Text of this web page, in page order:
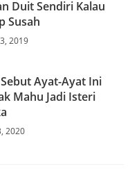
Duit Sendiri Kalau
Susah
2019
Ayat-Ayat Ini
Mahu Jadi Isteri
2020